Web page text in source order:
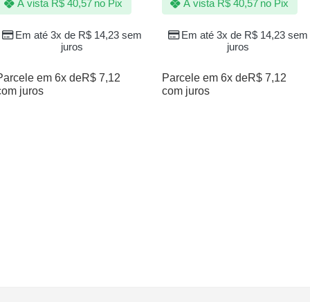
Em até 3x de R$ 14,23 sem
juros
À vista R$40,57 no Pix
em 6x deR$ 7,12
juros
Em até 3x de R$ 14,23 sem
juros
À vista R$40,57 no Pix
Parcele em 6x deR$ 7,12
com juros